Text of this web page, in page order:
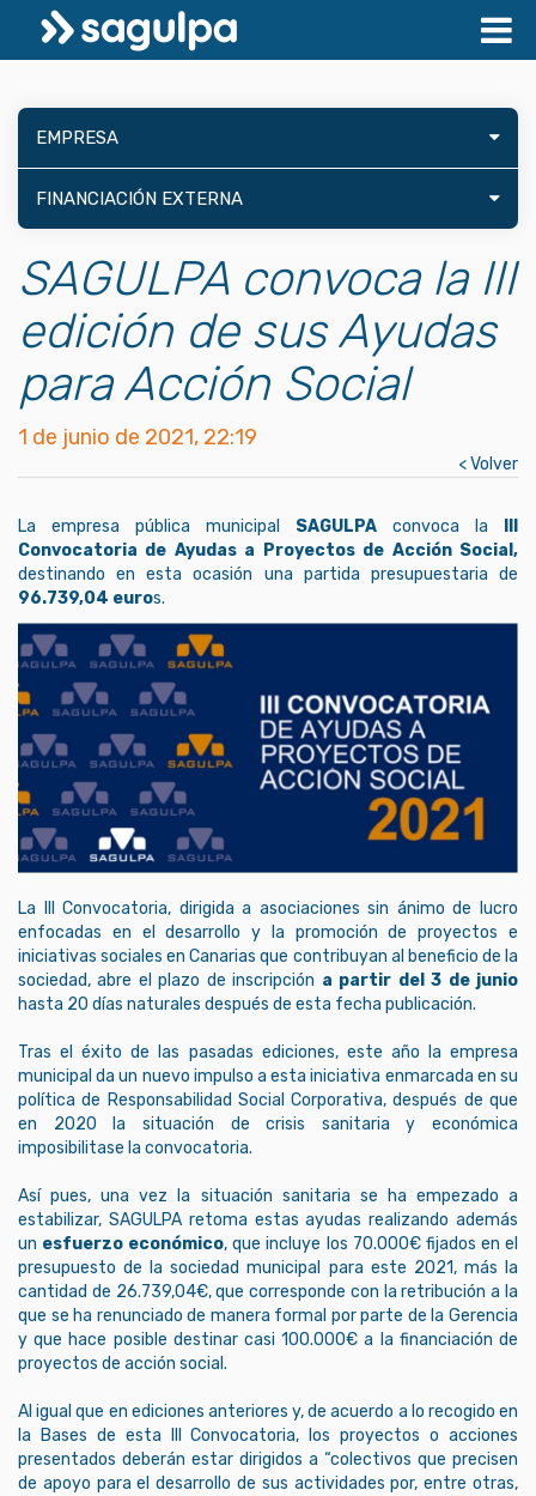
EMPRESA
FINANCIACIÓN EXTERNA
SAGULPA convoca la III
edición de sus Ayudas
para Acción Social
1 de junio de 2021, 22:19
< Volver
La empresa pública municipal SAGULPA convoca la
Convocatoria de Ayudas a Proyectos de Acción Social,
destinando en esta ocasión una partida presupuestaria de
96.739,04 euros.
La III Convocatoria, dirigida a asociaciones sin ánimo de lucro
enfocadas en el desarrollo y la promoción de proyectos e
iniciativas sociales en Canarias que contribuyan al beneficio de la
sociedad, abre el plazo de inscripción a partir del 3 de junio
hasta 20 días naturales después de esta fecha publicación.
Tras el éxito de las pasadas ediciones, este año la empresa
municipal da un nuevo impulso a esta iniciativa enmarcada en su
política de Responsabilidad Social Corporativa, después de que
en 2020 la situación de crisis sanitaria y económica
imposibilitase la convocatoria.
Así pues, una vez la situación sanitaria se ha empezado a
estabilizar, SAGULPA retoma estas ayudas realizando además
un esfuerzo económico, que incluye los 70.000€ fijados en el
presupuesto de la sociedad municipal para este 2021, más la
cantidad de 26.739,04€, que corresponde con la retribución a la
que se ha renunciado de manera formal por parte de la Gerencia
y que hace posible destinar casi 100.000€ a la financiación de
proyectos de acción social.
Al igual que en ediciones anteriores y, de acuerdo a lo recogido en
la Bases de esta III Convocatoria, los proyectos o acciones
presentados deberán estar dirigidos a “colectivos que precisen
de apoyo para el desarrollo de sus actividades por, entre otras,